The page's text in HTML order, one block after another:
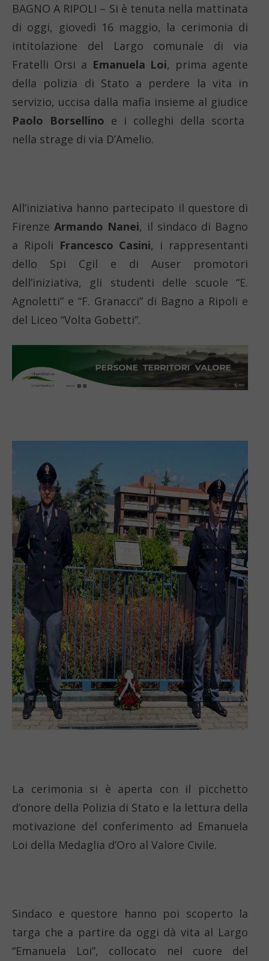
BAGNO A RIPOLI – Si è tenuta nella mattinata
di oggi, giovedì 16 maggio, la cerimonia di
intitolazione del Largo comunale di via
Fratelli Orsi a Emanuela Loi, prima agente
della polizia di Stato a perdere la vita in
servizio, uccisa dalla mafia insieme al giudice
Paolo Borsellino e i colleghi della scorta
nella strage di via D’Amelio.
All’iniziativa hanno partecipato il questore di
Firenze Armando Nanei, il sindaco di Bagno
a Ripoli Francesco Casini, i rappresentanti
dello Spi Cgil e di Auser promotori
dell’iniziativa, gli studenti delle scuole “E.
Agnoletti” e “F. Granacci” di Bagno a Ripoli e
del Liceo “Volta Gobetti”.
La cerimonia si è aperta con il picchetto
d’onore della Polizia di Stato e la lettura della
motivazione del conferimento ad Emanuela
Loi della Medaglia d’Oro al Valore Civile.
Sindaco e questore hanno poi scoperto la
targa che a partire da oggi dà vita al Largo
“Emanuela Loi”, collocato nel cuore del